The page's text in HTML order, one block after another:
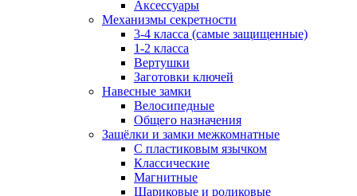
Аксессуары
Механизмы секретности
3-4 класса (самые защищенные)
1-2 класса
Вертушки
Заготовки ключей
Навесные замки
Велосипедные
Общего назначения
Защёлки и замки межкомнатные
С пластиковым язычком
Классические
Магнитные
Шариковые и роликовые